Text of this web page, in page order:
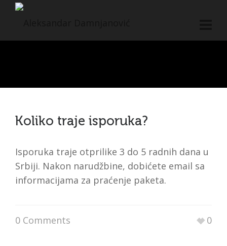
Koliko traje isporuka?
Isporuka traje otprilike 3 do 5 radnih dana u
Srbiji. Nakon narudžbine, dobićete email sa
informacijama za praćenje paketa.
0 Comments 0